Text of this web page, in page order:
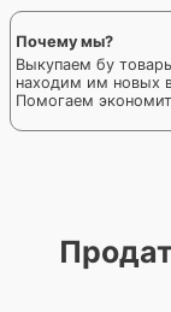
Почему мы?
Выкупаем бу
находим им новых
Помогаем